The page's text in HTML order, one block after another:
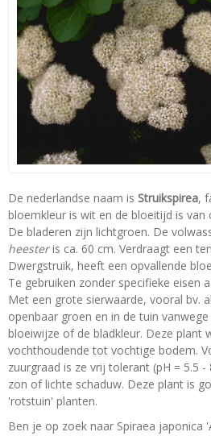
De nederlandse naam is Struikspirea,
bloemkleur is wit en de bloeitijd is
De bladeren zijn lichtgroen. De
heesteris ca. 60 cm. Verdraagt een
Dwergstruik, heeft een opvallende
Te gebruiken zonder specifieke eisen
Met een grote sierwaarde, vooral bv.
openbaar groen en in de tuin
bloeiwijze of de bladkleur. Deze plant
vochthoudende tot vochtige bodem.
zuurgraad is ze vrij tolerant (pH = 5.5
zon of lichte schaduw. Deze plant is
'rotstuin' planten.
Ben je op zoek naar Spiraea japonica